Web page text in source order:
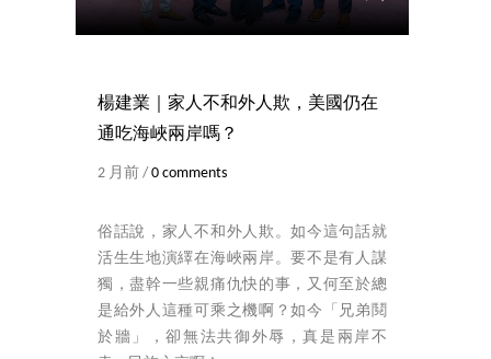
楊建業｜家人不和外人欺，美國仍在
通吃海峽兩岸嗎？
2 月前 /0 comments
俗話說，家人不和外人欺。如今這句話就
活生生地演繹在海峽兩岸。要不是有人謀
獨，盡幹一些親痛仇快的事，又何至於總
是給外人這種可乘之機啊？如今「兄弟鬩
於牆」，卻無法共御外辱，真是兩岸不